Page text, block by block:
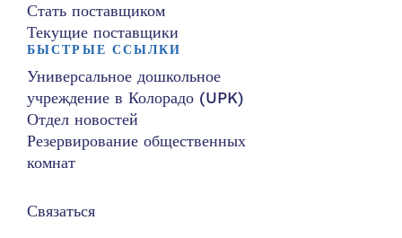
Стать поставщиком
Текущие поставщики
БЫСТРЫЕ ССЫЛКИ
Универсальное дошкольное
учреждение в Колорадо (UPK)
Отдел новостей
Резервирование общественных
комнат
Связаться